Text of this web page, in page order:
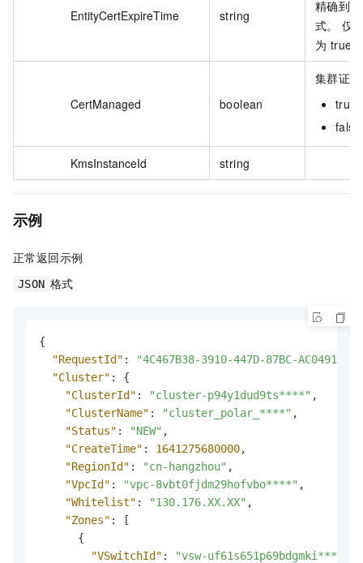
EntityCertExpireTime string
精确到
式。 仅
为 true
CertManaged boolean
集群证
true
KmsInstanceId string
示例
正常返回示例
JSON 格式
{
"RequestId" :
"4C467B38-3910-447D-87BC-
"Cluster" :
{
"ClusterId" : "cluster-p94y1dud9ts****" ,
"ClusterName" : "cluster_polar_****" ,
"Status" : "NEW" ,
"CreateTime" : 1641275680000,
"RegionId" : "cn-hangzhou" ,
"VpcId" : "vpc-8vbt0fjdm29hofvbo****" ,
"Whitelist" : "130.176.XX.XX" ,
"Zones" :
[
{
"VSwitchId" : "vsw-uf61s651p69bdgmki****"